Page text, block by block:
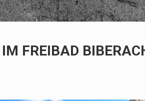
FREIBAD